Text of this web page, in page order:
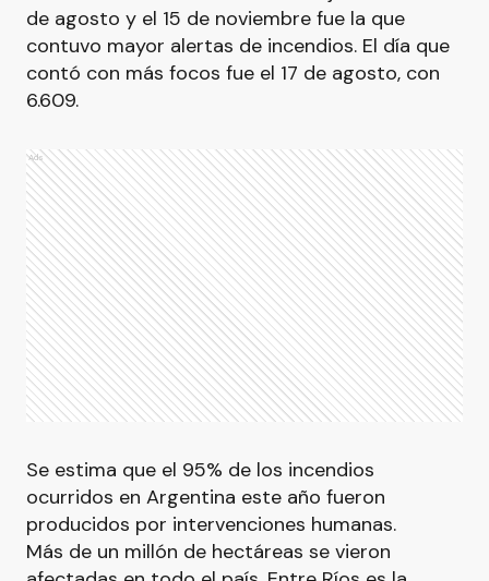
de agosto y el 15 de noviembre fue la que
contuvo mayor alertas de incendios. El día que
contó con más focos fue el 17 de agosto, con
6.609.
Ads
Se estima que el 95% de los incendios
ocurridos en Argentina este año fueron
producidos por intervenciones humanas.
Más de un millón de hectáreas se vieron